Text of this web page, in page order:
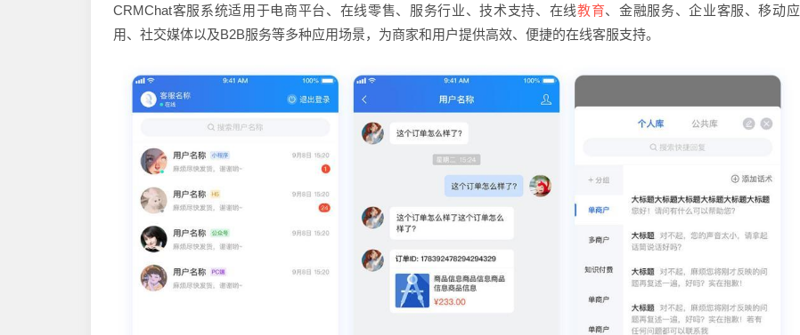
CRMChat客服系统适用于电商平台、在线零售、服务行业、技术支持、在线教育、金融服务、企业客服、移动应
用、社交媒体以及B2B服务等多种应用场景，为商家和用户提供高效、便捷的在线客服支持。